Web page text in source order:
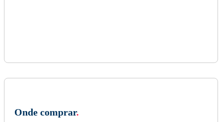
Onde comprar.